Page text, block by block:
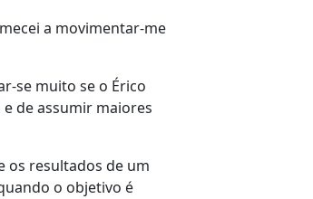
a movimentar-me
se muito se o Érico
de assumir maiores
os resultados de um
o objetivo é